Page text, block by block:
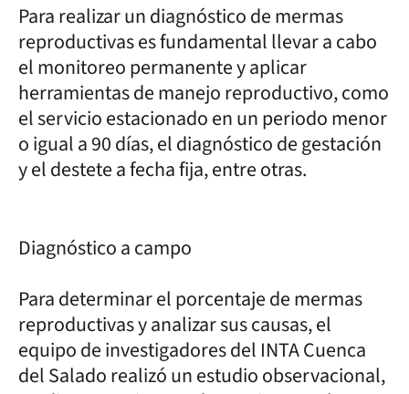
Para realizar un diagnóstico de mermas
reproductivas es fundamental llevar a cabo
el monitoreo permanente y aplicar
herramientas de manejo reproductivo, como
el servicio estacionado en un periodo menor
o igual a 90 días, el diagnóstico de gestación
y el destete a fecha fija, entre otras.
Diagnóstico a campo
Para determinar el porcentaje de mermas
reproductivas y analizar sus causas, el
equipo de investigadores del INTA Cuenca
del Salado realizó un estudio observacional,